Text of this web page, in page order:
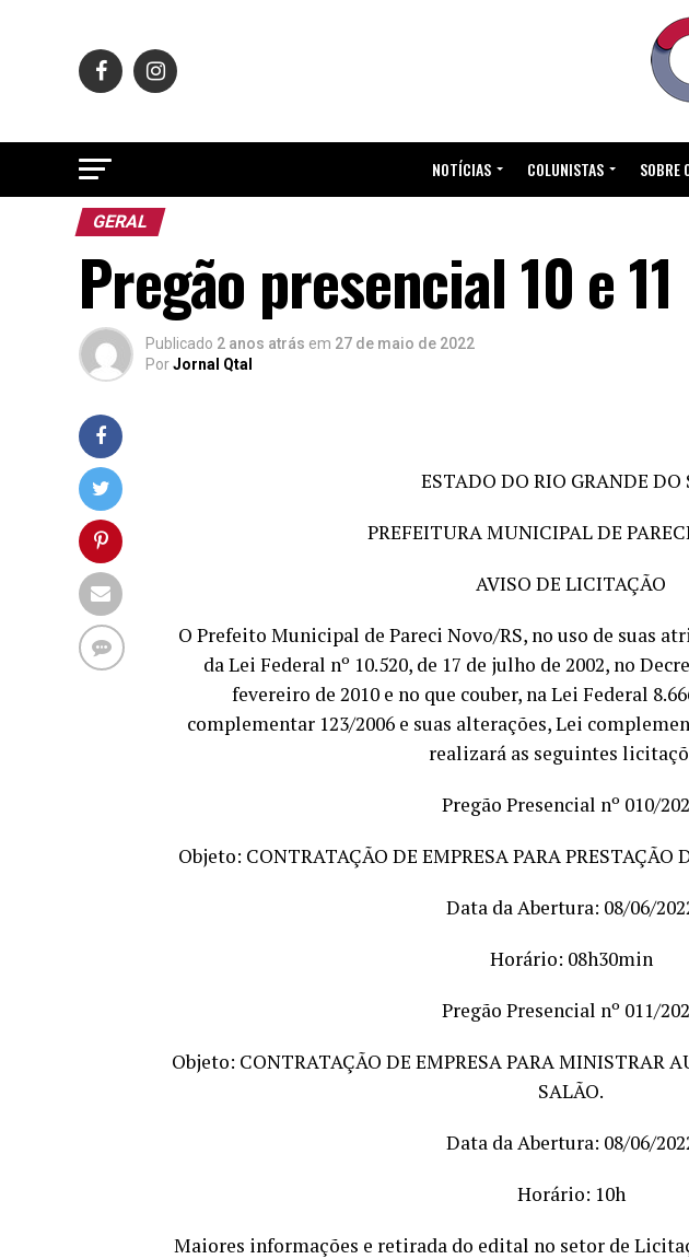
NOTÍCIAS COLUNISTAS SOBRE
GERAL
Pregão presencial 10 e
Publicado 2 anos atrás em 27 de maio de 2022
PorJornal Qtal
ESTADO DO RIO GRANDE DO
PREFEITURA MUNICIPAL DE
AVISO DE LICITAÇÃO
O Prefeito Municipal de Pareci Novo/RS, no uso de suas
da Lei Federal nº 10.520, de 17 de julho de 2002, no
fevereiro de 2010 e no que couber, na Lei Federal
complementar 123/2006 e suas alterações, Lei
realizará as seguintes
Pregão Presencial nº 010/
Objeto: CONTRATAÇÃO DE EMPRESA PARA PRESTAÇÃO
Data da Abertura: 08/06/
Horário: 08h30min
Pregão Presencial nº 011/
Objeto: CONTRATAÇÃO DE EMPRESA PARA MINISTRAR
SALÃO.
Data da Abertura: 08/06/
Horário: 10h
Maiores informações e retirada do edital no setor de